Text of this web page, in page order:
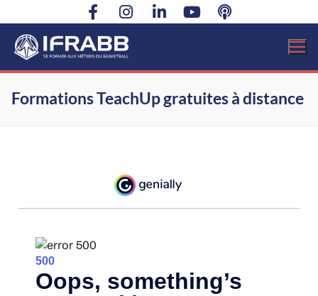
Formations TeachUp gratuites à distance